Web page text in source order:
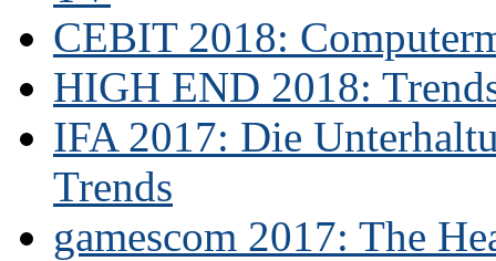
CEBIT 2018:
HIGH END 2018:
IFA 2017: Die
Trends
gamescom 2017: The